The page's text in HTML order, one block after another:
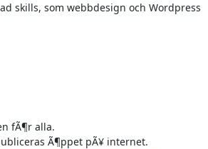
skills, som webbdesign och Wordpress
fÃ¶r alla.
Ã¶ppet pÃ¥ internet.